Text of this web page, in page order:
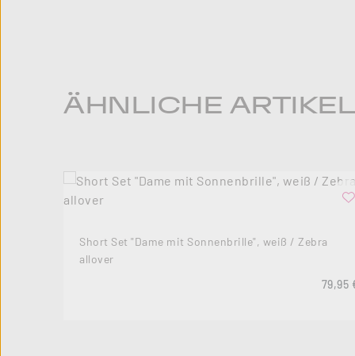
Produktgalerie überspringen
ÄHNLICHE
Short Set "Dame mit Sonnenbrille", weiß / Zebra
allover
79,95